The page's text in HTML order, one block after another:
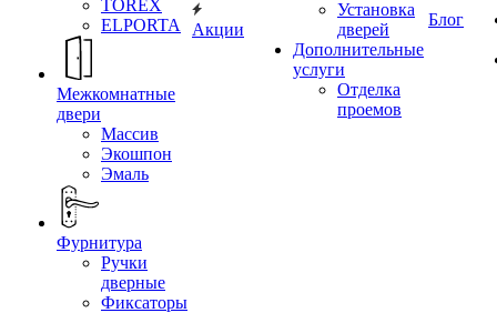
TOREX
ELPORTA
Межкомнатные
двери
Массив
Экошпон
Эмаль
Фурнитура
Ручки
дверные
Фиксаторы
Акции
Установка
дверей
Дополнительные
услуги
Отделка
проемов
Блог